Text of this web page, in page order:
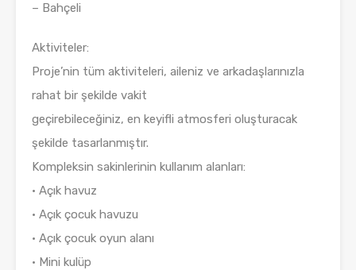
– Bahçeli
Aktiviteler:
Proje’nin tüm aktiviteleri, aileniz ve arkadaşlarınızla
rahat bir şekilde vakit
geçirebileceğiniz, en keyifli atmosferi oluşturacak
şekilde tasarlanmıştır.
Kompleksin sakinlerinin kullanım alanları:
• Açık havuz
• Açık çocuk havuzu
• Açık çocuk oyun alanı
• Mini kulüp